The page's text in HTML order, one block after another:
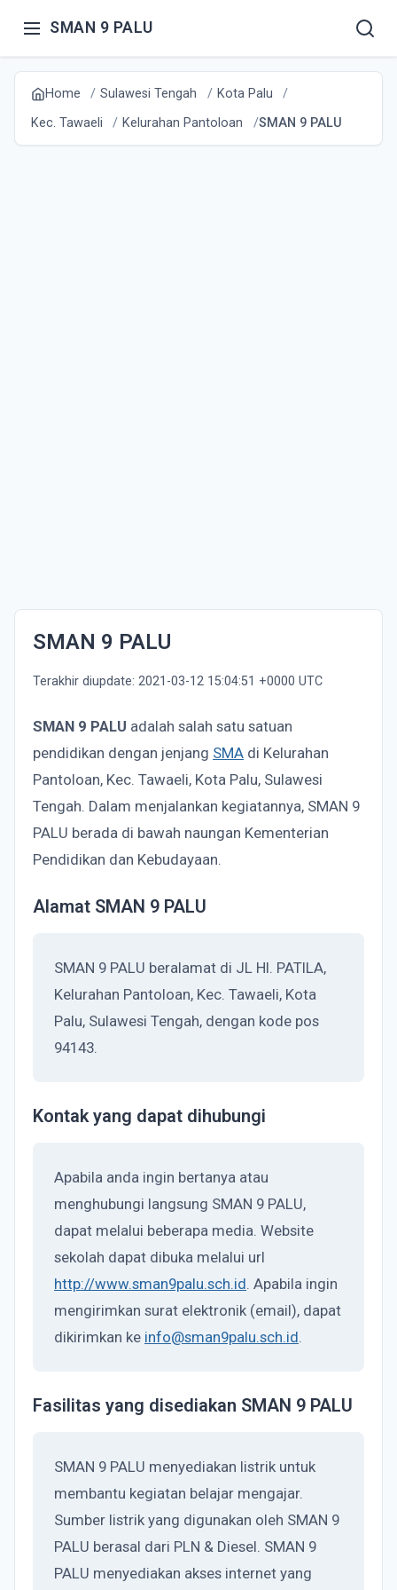
SMAN 9 PALU
Home Sulawesi Tengah
Kota Palu
Kec. Tawaeli
Kelurahan Pantoloan SMAN 9 PALU
SMAN 9 PALU
Terakhir diupdate: 2021-03-12 15:04:51 +0000 UTC
SMAN 9 PALU adalah salah satu satuan
pendidikan dengan jenjang SMA di Kelurahan
Pantoloan, Kec. Tawaeli, Kota Palu, Sulawesi
Tengah. Dalam menjalankan kegiatannya, SMAN 9
PALU berada di bawah naungan Kementerian
Pendidikan dan Kebudayaan.
Alamat SMAN 9 PALU
SMAN 9 PALU beralamat di JL HI. PATILA,
Kelurahan Pantoloan, Kec. Tawaeli, Kota
Palu, Sulawesi Tengah, dengan kode pos
94143.
Kontak yang dapat dihubungi
Apabila anda ingin bertanya atau
menghubungi langsung SMAN 9 PALU,
dapat melalui beberapa media. Website
sekolah dapat dibuka melalui url
http://www.sman9palu.sch.id. Apabila ingin
mengirimkan surat elektronik (email), dapat
dikirimkan ke info@sman9palu.sch.id.
Fasilitas yang disediakan SMAN 9 PALU
SMAN 9 PALU menyediakan listrik untuk
membantu kegiatan belajar mengajar.
Sumber listrik yang digunakan oleh SMAN 9
PALU berasal dari PLN & Diesel. SMAN 9
PALU menyediakan akses internet yang